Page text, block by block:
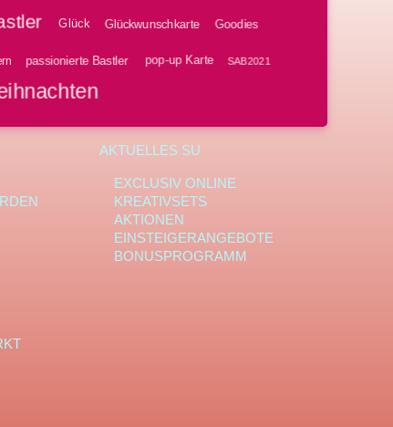
Glück Glückwunschkarte Goodies
passionierte Bastler pop-up Karte SAB2021
AKTUELLES SU
EXCLUSIV ONLINE
KREATIVSETS
AKTIONEN
EINSTEIGERANGEBOTE
BONUSPROGRAMM